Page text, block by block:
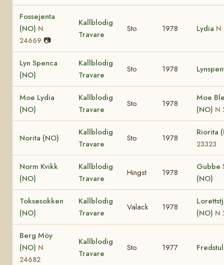
Fossejenta
(NO) N
24669 📷
Kallblodig
Travare
Sto 1978 Lydia N
Lyn Spenca
(NO)
Kallblodig
Travare
Sto 1978
Moe Lydia
(NO)
Kallblodig
Travare
Sto 1978
Moe
(NO) N
Norita (NO)
Kallblodig
Travare
Sto 1978
Riorita
23323
Norm Kvikk
(NO)
Kallblodig
Travare
Hingst 1978
Gubbe
(NO)
Toksesokken
(NO)
Kallblodig
Travare
Valack 1978
(NO) N
Berg Möy
(NO) N
24682
Kallblodig
Travare
Sto 1977